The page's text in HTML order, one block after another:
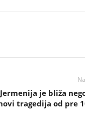
je bliža
tragedija od pre